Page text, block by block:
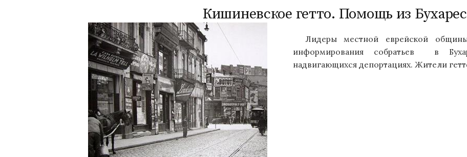
Кишиневское гетто. Помощь из
Лидеры местной еврейской
информирования собратьев в
надвигающихся депортациях. Жители